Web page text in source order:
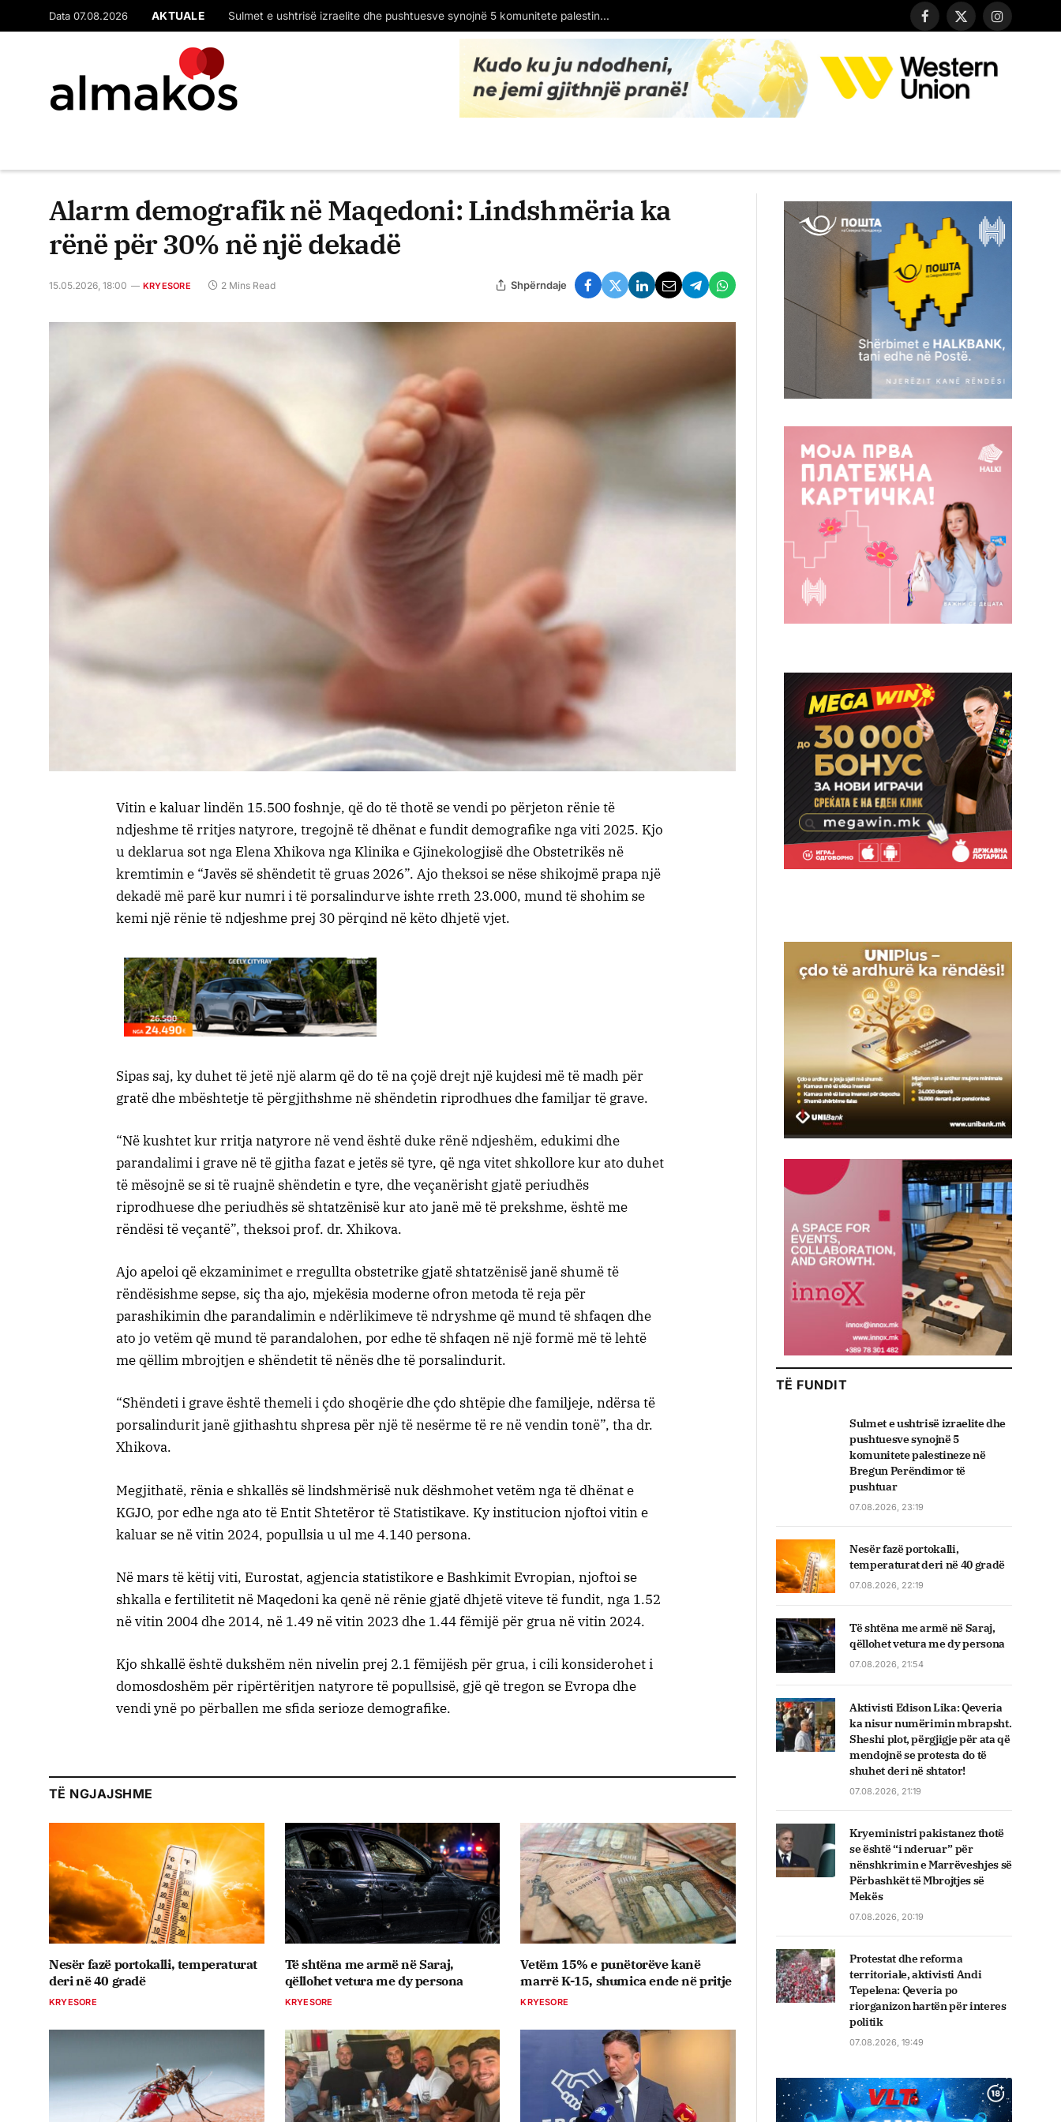
Data 07.08.2026 AKTUALE Nesër fazë portokalli, temperaturat deri në 40 gradë
Facebook
X
Instagram
Alarm demografik në Maqedoni: Lindshmëria ka
rënë për 30% në një dekadë
15.05.2026, 18:00 KRYESORE 2 Mins Read Shpërndaje
Vitin e kaluar lindën 15.500 foshnje, që do të thotë se vendi po përjeton rënie të
ndjeshme të rritjes natyrore, tregojnë të dhënat e fundit demografike nga viti 2025. Kjo
u deklarua sot nga Elena Xhikova nga Klinika e Gjinekologjisë dhe Obstetrikës në
kremtimin e “Javës së shëndetit të gruas 2026”. Ajo theksoi se nëse shikojmë prapa një
dekadë më parë kur numri i të porsalindurve ishte rreth 23.000, mund të shohim se
kemi një rënie të ndjeshme prej 30 përqind në këto dhjetë vjet.
Sipas saj, ky duhet të jetë një alarm që do të na çojë drejt një kujdesi më të madh për
gratë dhe mbështetje të përgjithshme në shëndetin riprodhues dhe familjar të grave.
“Në kushtet kur rritja natyrore në vend është duke rënë ndjeshëm, edukimi dhe
parandalimi i grave në të gjitha fazat e jetës së tyre, që nga vitet shkollore kur ato duhet
të mësojnë se si të ruajnë shëndetin e tyre, dhe veçanërisht gjatë periudhës
riprodhuese dhe periudhës së shtatzënisë kur ato janë më të prekshme, është me
rëndësi të veçantë”, theksoi prof. dr. Xhikova.
Ajo apeloi që ekzaminimet e rregullta obstetrike gjatë shtatzënisë janë shumë të
rëndësishme sepse, siç tha ajo, mjekësia moderne ofron metoda të reja për
parashikimin dhe parandalimin e ndërlikimeve të ndryshme që mund të shfaqen dhe
ato jo vetëm që mund të parandalohen, por edhe të shfaqen në një formë më të lehtë
me qëllim mbrojtjen e shëndetit të nënës dhe të porsalindurit.
“Shëndeti i grave është themeli i çdo shoqërie dhe çdo shtëpie dhe familjeje, ndërsa të
porsalindurit janë gjithashtu shpresa për një të nesërme të re në vendin tonë”, tha dr.
Xhikova.
Megjithatë, rënia e shkallës së lindshmërisë nuk dëshmohet vetëm nga të dhënat e
KGJO, por edhe nga ato të Entit Shtetëror të Statistikave. Ky institucion njoftoi vitin e
kaluar se në vitin 2024, popullsia u ul me 4.140 persona.
Në mars të këtij viti, Eurostat, agjencia statistikore e Bashkimit Evropian, njoftoi se
shkalla e fertilitetit në Maqedoni ka qenë në rënie gjatë dhjetë viteve të fundit, nga 1.52
në vitin 2004 dhe 2014, në 1.49 në vitin 2023 dhe 1.44 fëmijë për grua në vitin 2024.
Kjo shkallë është dukshëm nën nivelin prej 2.1 fëmijësh për grua, i cili konsiderohet i
domosdoshëm për ripërtëritjen natyrore të popullsisë, gjë që tregon se Evropa dhe
vendi ynë po përballen me sfida serioze demografike.
TË NGJAJSHME
Nesër fazë portokalli, temperaturat
deri në 40 gradë
KRYESORE
Të shtëna me armë në Saraj,
qëllohet vetura me dy persona
KRYESORE
Vetëm 15% e punëtorëve kanë
marrë K-15, shumica ende në pritje
KRYESORE
TË FUNDIT
Sulmet e ushtrisë izraelite dhe
pushtuesve synojnë 5
komunitete palestineze në
Bregun Perëndimor të
pushtuar
07.08.2026, 23:19
Nesër fazë portokalli,
temperaturat deri në 40 gradë
07.08.2026, 22:19
Të shtëna me armë në Saraj,
qëllohet vetura me dy persona
07.08.2026, 21:54
Aktivisti Edison Lika: Qeveria
ka nisur numërimin mbrapsht.
Sheshi plot, përgjigje për ata që
mendojnë se protesta do të
shuhet deri në shtator!
07.08.2026, 21:19
Kryeministri pakistanez thotë
se është “i nderuar” për
nënshkrimin e Marrëveshjes së
Përbashkët të Mbrojtjes së
Mekës
07.08.2026, 20:19
Protestat dhe reforma
territoriale, aktivisti Andi
Tepelena: Qeveria po
riorganizon hartën për interes
politik
07.08.2026, 19:49